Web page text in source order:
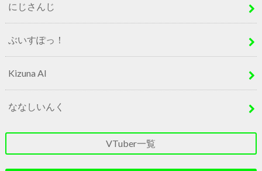
にじさんじ
ぶいすぽっ！
Kizuna AI
ななしいんく
VTuber一覧